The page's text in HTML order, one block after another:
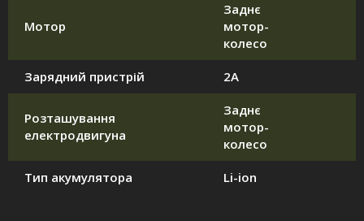
Мотор
Заднє
мотор-
колесо
Зарядний пристрій 2А
Розташування
електродвигуна
Заднє
мотор-
колесо
Тип акумулятора Li-ion